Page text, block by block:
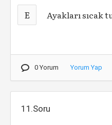
E Ayakları sıcak
0 Yorum Yorum Yap
11.Soru